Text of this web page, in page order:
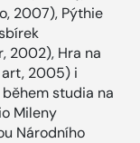
2007), Pýthie
2002), Hra na
art, 2005) i
během studia na
Mileny
Národního